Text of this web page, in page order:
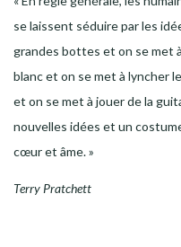
se laissent séduire par les
grandes bottes et on se met
blanc et on se met à lyncher
et on se met à jouer de la
nouvelles idées et un
cœur et âme. »
Terry Pratchett